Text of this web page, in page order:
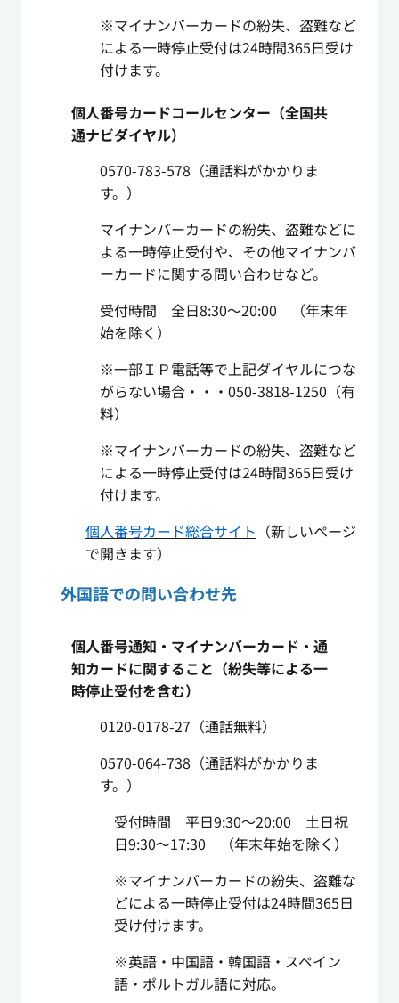
※マイナンバーカードの紛失、盗難など
による一時停止受付は24時間365日受け
付けます。
個人番号カードコールセンター（全国共
通ナビダイヤル）
0570-783-578（通話料がかかりま
す。）
マイナンバーカードの紛失、盗難などに
よる一時停止受付や、その他マイナンバ
ーカードに関する問い合わせなど。
受付時間 全日8:30～20:00 （年末年
始を除く）
※一部ＩＰ電話等で上記ダイヤルにつな
がらない場合・・・050-3818-1250（有
料）
※マイナンバーカードの紛失、盗難など
による一時停止受付は24時間365日受け
付けます。
個人番号カード総合サイト （新しいページ
で開きます）
外国語での問い合わせ先
個人番号通知・マイナンバーカード・通
知カードに関すること（紛失等による一
時停止受付を含む）
0120-0178-27（通話無料）
0570-064-738（通話料がかかりま
す。）
受付時間 平日9:30～20:00 土日祝
日9:30～17:30 （年末年始を除く）
※マイナンバーカードの紛失、盗難な
どによる一時停止受付は24時間365日
受け付けます。
※英語・中国語・韓国語・スペイン
語・ポルトガル語に対応。